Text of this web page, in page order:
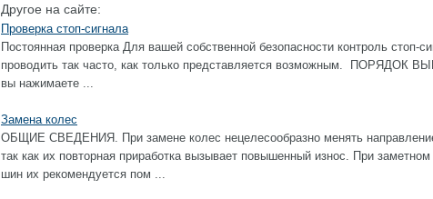
Другое на сайте:
Проверка стоп-сигнала
Постоянная проверка Для вашей собственной безопасности контроль стоп-
проводить так часто, как только представляется возможным. ПОРЯДОК
вы нажимаете ...
Замена колес
ОБЩИЕ СВЕДЕНИЯ. При замене колес нецелесообразно менять
так как их повторная приработка вызывает повышенный износ. При заметном
шин их рекомендуется пом ...